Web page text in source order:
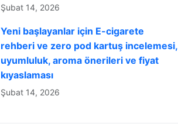
Şubat 14, 2026
Yeni başlayanlar için E-cigarete
rehberi ve zero pod kartuş incelemesi,
uyumluluk, aroma önerileri ve fiyat
kıyaslaması
Şubat 14, 2026